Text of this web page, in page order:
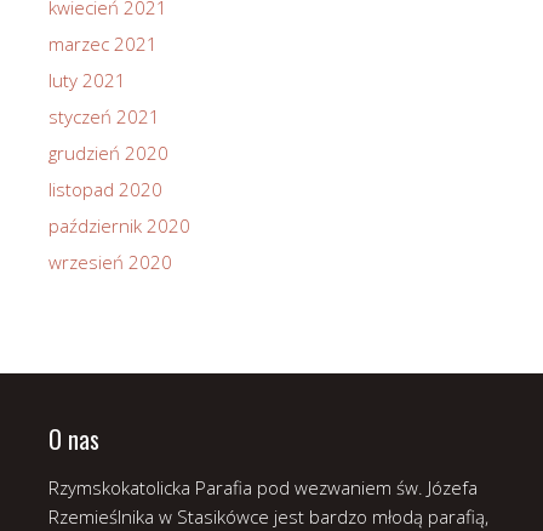
kwiecień 2021
marzec 2021
luty 2021
styczeń 2021
grudzień 2020
listopad 2020
październik 2020
wrzesień 2020
O nas
Rzymskokatolicka Parafia pod wezwaniem św. Józefa
Rzemieślnika w Stasikówce jest bardzo młodą parafią,